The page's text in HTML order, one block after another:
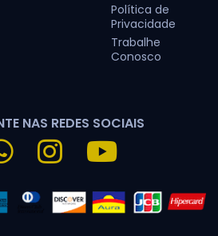
Política de
Privacidade
Trabalhe
Conosco
NAS REDES SOCIAIS